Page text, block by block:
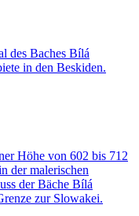
des Baches Bílá
in den Beskiden.
Höhe von 602 bis 712
der malerischen
der Bäche Bílá
zur Slowakei.